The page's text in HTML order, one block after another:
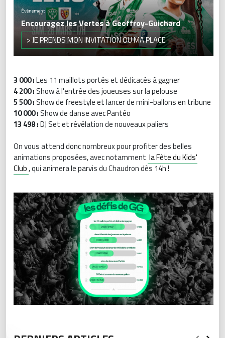
Événement
Encouragez les Vertes à Geoffroy-Guichard
> JE PRENDS MON INVITATION OU MA PLACE
3 000 :Les 11 maillots portés et dédicacés à gagner
4 200 : Show à l'entrée des joueuses sur la pelouse
5 500 : Show de freestyle et lancer de mini-ballons en tribune
10 000 : Show de danse avec Pantéo
13 498 :DJ Set et révélation de nouveaux paliers
On vous attend donc nombreux pour profiter des belles
animations proposées, avec notamment la Fête du Kids'
Club, qui animera le parvis du Chaudron dès 14h !